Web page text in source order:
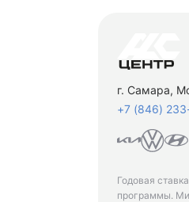
г. Самара,
+7 (846)
Годовая
программы.